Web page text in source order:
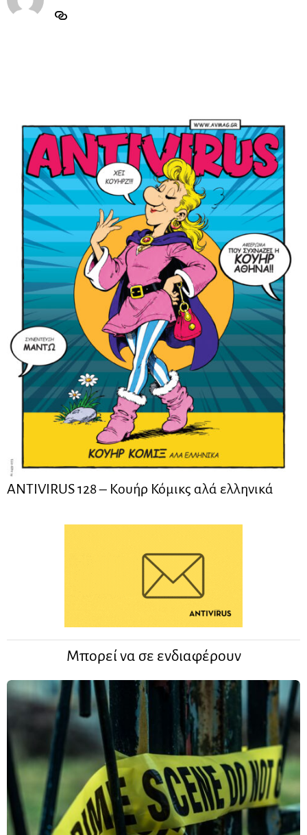
ANTIVIRUS 128 – Kουήρ Κόμικς αλά ελληνικά
Μπορεί να σε ενδιαφέρουν